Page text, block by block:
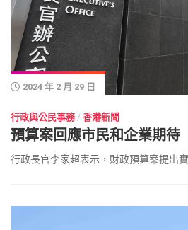
2024 年 2 月 29 日
行政與公民事務/ 香港新聞
預算案回應市民和企業期待
行政長官李家超表示，財政預算案提出實